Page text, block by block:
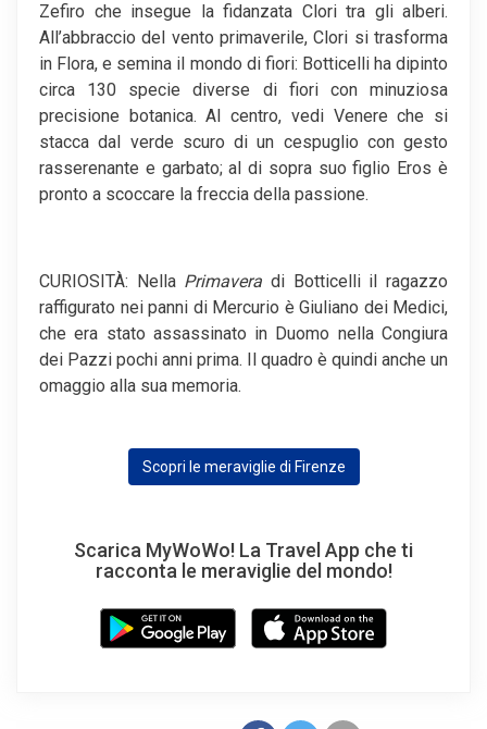
Zefiro che insegue la fidanzata Clori tra gli alberi.
All’abbraccio del vento primaverile, Clori si trasforma
in Flora, e semina il mondo di fiori: Botticelli ha dipinto
circa 130 specie diverse di fiori con minuziosa
precisione botanica. Al centro, vedi Venere che si
stacca dal verde scuro di un cespuglio con gesto
rasserenante e garbato; al di sopra suo figlio Eros è
pronto a scoccare la freccia della passione.
CURIOSITÀ: Nella Primavera di Botticelli il ragazzo
raffigurato nei panni di Mercurio è Giuliano dei Medici,
che era stato assassinato in Duomo nella Congiura
dei Pazzi pochi anni prima. Il quadro è quindi anche un
omaggio alla sua memoria.
Scopri le meraviglie di Firenze
Scarica MyWoWo! La Travel App che ti
racconta le meraviglie del mondo!